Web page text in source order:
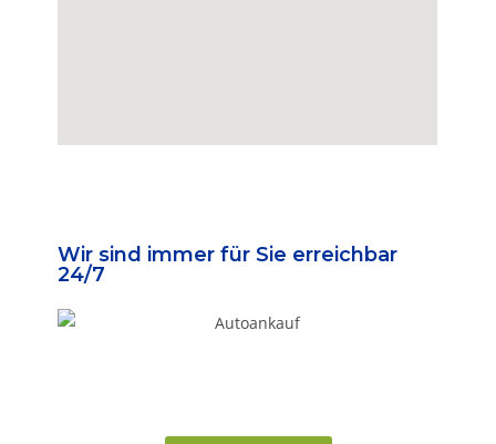
Wir sind immer für Sie erreichbar
24/7